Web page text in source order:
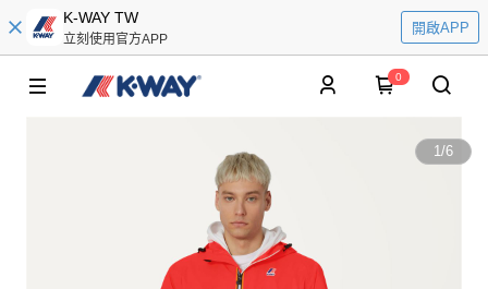
K-WAY TW
立刻使用官方APP
開啟APP
0
1/6